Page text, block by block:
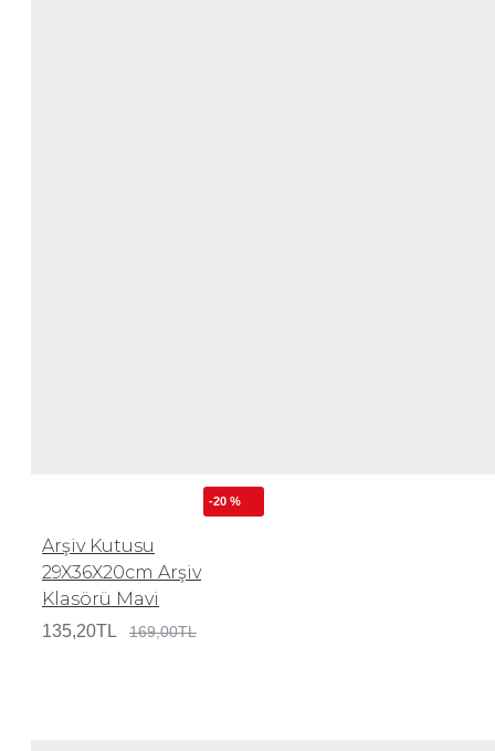
-20 %
Arşiv Kutusu
29X36X20cm Arşiv
Klasörü Mavi
135,20TL 169,00TL